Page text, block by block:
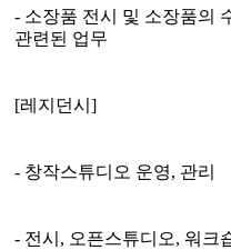
- 소장품 전시 및 소장품의
관련된 업무
[레지던시]
- 창작스튜디오 운영, 관리
- 전시 , 오픈스튜디오,워크